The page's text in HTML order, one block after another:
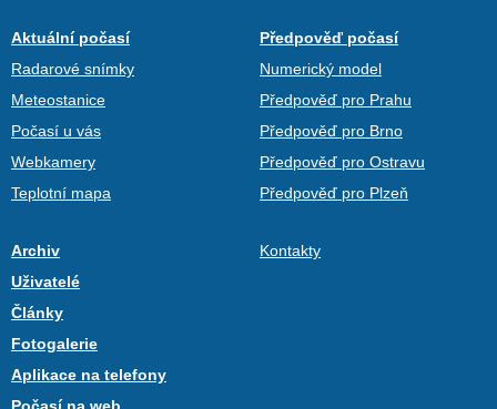
Aktuální počasí
Radarové snímky
Meteostanice
Počasí u vás
Webkamery
Teplotní mapa
Předpověď počasí
Numerický model
Předpověď pro Prahu
Předpověď pro Brno
Předpověď pro Ostravu
Předpověď pro Plzeň
Archiv
Uživatelé
Články
Fotogalerie
Aplikace na telefony
Kontakty